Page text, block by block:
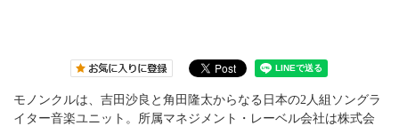
モノンクルは、吉田沙良と角田隆太からなる日本の2人組ソングラ
イター音楽ユニット。所属マネジメント・レーベル会社は株式会